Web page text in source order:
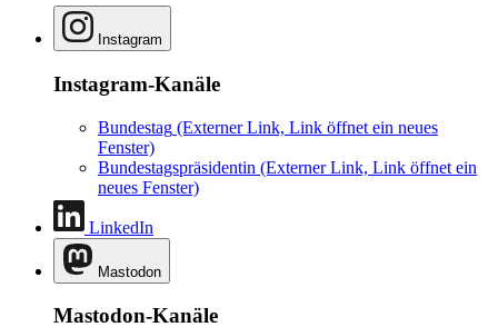
Instagram
Instagram-Kanäle
Bundestag (Externer Link, Link öffnet ein neues
Fenster)
Bundestagspräsidentin (Externer Link, Link öffnet ein
neues Fenster)
LinkedIn
Mastodon
Mastodon-Kanäle